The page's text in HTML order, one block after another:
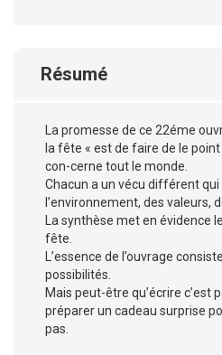
Résumé
La promesse de ce 22éme
la fête « est de faire de le
con-cerne tout le monde.
Chacun a un vécu différent
l’environnement, des valeurs,
La synthèse met en évidence
fête.
L’essence de l’ouvrage
possibilités.
Mais peut-être qu’écrire c’est
préparer un cadeau surprise
pas.